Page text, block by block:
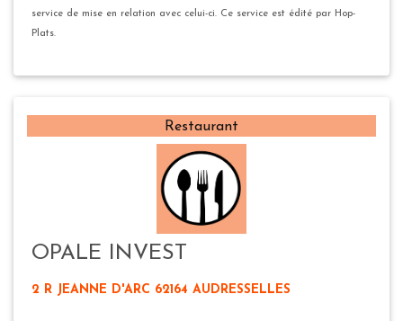
service de mise en relation avec celui-ci. Ce service est édité par Hop-
Plats.
Restaurant
OPALE INVEST
2 R JEANNE D'ARC 62164 AUDRESSELLES